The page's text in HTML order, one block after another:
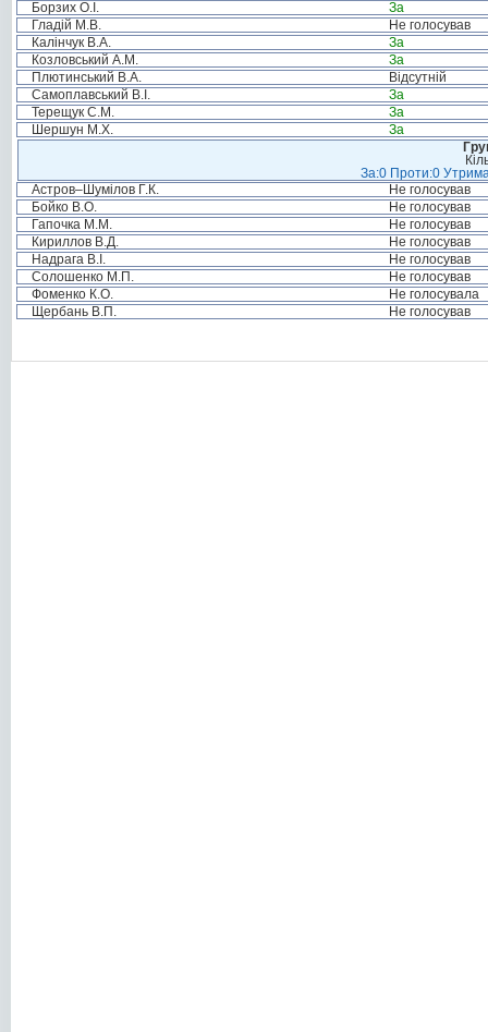
Борзих О.І.
За
Гладій М.В.
Не голосував
Калінчук В.А.
За
Козловський А.М.
За
Плютинський В.А.
Відсутній
Самоплавський В.І.
За
Терещук С.М.
За
Шершун М.Х.
За
За:0 Проти:0
Астров–Шумілов Г.К.
Не голосував
Бойко В.О.
Не голосував
Гапочка М.М.
Не голосував
Кириллов В.Д.
Не голосував
Надрага В.І.
Не голосував
Солошенко М.П.
Не голосував
Фоменко К.О.
Не голосувала
Щербань В.П.
Не голосував